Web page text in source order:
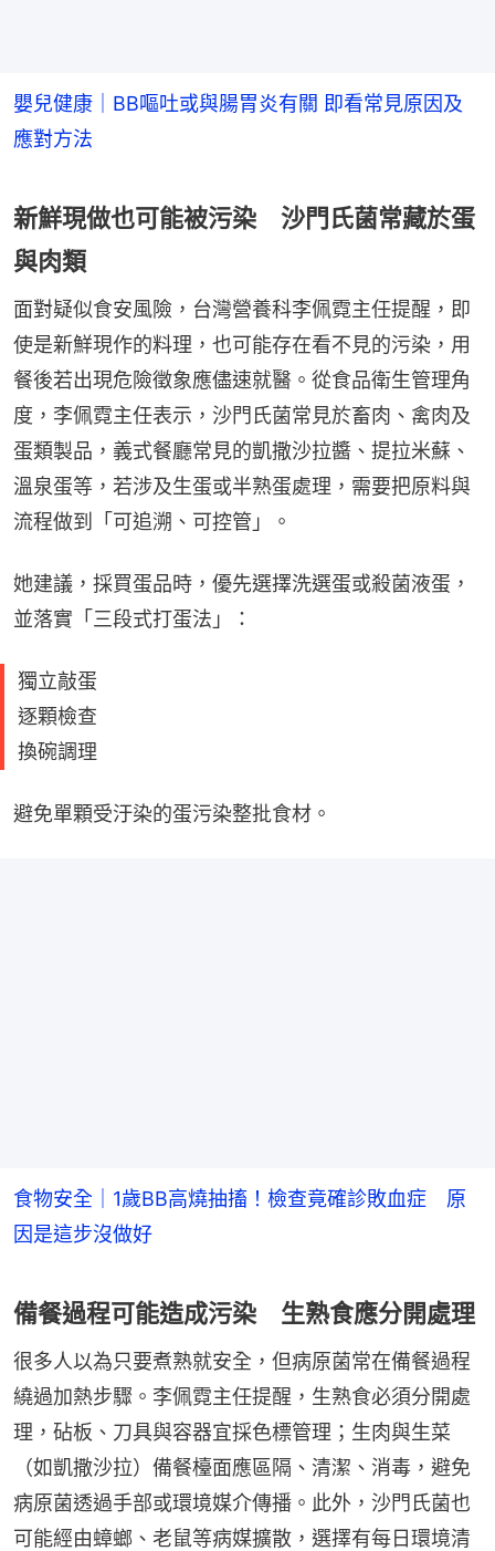
嬰兒健康｜BB嘔吐或與腸胃炎有關 即看常見原因及
應對方法
新鮮現做也可能被污染 沙門氏菌常藏於蛋
與肉類
面對疑似食安風險，台灣營養科李佩霓主任提醒，即
使是新鮮現作的料理，也可能存在看不見的污染，用
餐後若出現危險徵象應儘速就醫。從食品衛生管理角
度，李佩霓主任表示，沙門氏菌常見於畜肉、禽肉及
蛋類製品，義式餐廳常見的凱撒沙拉醬、提拉米蘇、
溫泉蛋等，若涉及生蛋或半熟蛋處理，需要把原料與
流程做到「可追溯、可控管」。
她建議，採買蛋品時，優先選擇洗選蛋或殺菌液蛋，
並落實「三段式打蛋法」：
獨立敲蛋
逐顆檢查
換碗調理
避免單顆受汙染的蛋污染整批食材。
食物安全｜1歲BB高燒抽搐！檢查竟確診敗血症 原
因是這步沒做好
備餐過程可能造成污染 生熟食應分開處理
很多人以為只要煮熟就安全，但病原菌常在備餐過程
繞過加熱步驟。李佩霓主任提醒，生熟食必須分開處
理，砧板、刀具與容器宜採色標管理；生肉與生菜
（如凱撒沙拉）備餐檯面應區隔、清潔、消毒，避免
病原菌透過手部或環境媒介傳播。此外，沙門氏菌也
可能經由蟑螂、老鼠等病媒擴散，選擇有每日環境清